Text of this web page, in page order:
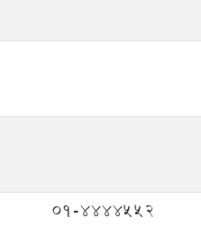
01-4444552